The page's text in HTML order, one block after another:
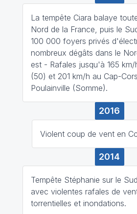
La tempête Ciara balaye
Nord de la France, puis le
100 000 foyers privés
nombreux dégâts dans le
est - Rafales jusqu'à 165
(50) et 201 km/h au Cap-
Poulainville (Somme).
2016
Violent coup de vent en
2014
Tempête Stéphanie sur le
avec violentes rafales de
torrentielles et inondations.